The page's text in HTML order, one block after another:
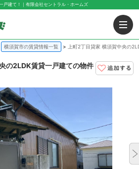
戸建て！｜有限会社セントラル・ホームズ
横須賀市の賃貸情報一覧 上町2丁目貸家 横須賀中央の
の2LDK賃貸一戸建ての物件